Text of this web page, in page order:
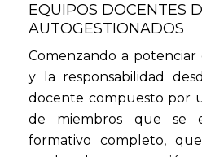
EQUIPOS DOCENTES
AUTOGESTIONADOS
Comenzando a
y la responsabilidad
docente compuesto por
de miembros que se
formativo completo,